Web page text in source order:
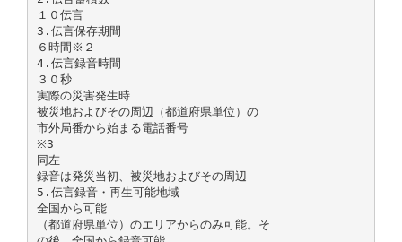
１０伝言
3.伝言保存期間
６時間※２
4.伝言録音時間
３０秒
実際の災害発生時
被災地およびその周辺（都道府県単位）の
市外局番から始まる電話番号
※3
同左
録音は発災当初、被災地およびその周辺
5.伝言録音・再生可能地域
全国から可能
（都道府県単位）のエリアからのみ可能。そ